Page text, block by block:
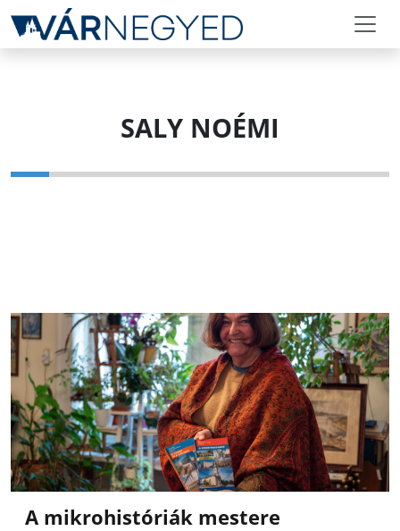
SALY NOÉMI
A mikrohistóriák mestere